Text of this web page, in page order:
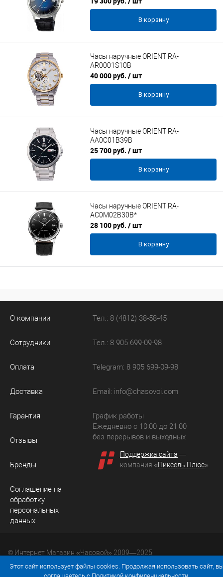
В корзину
Часы наручные ORIENT RA-
AR0001S10B
40 000 руб. / шт
В корзину
Часы наручные ORIENT RA-
AA0C01B39B
25 700 руб. / шт
В корзину
Часы наручные ORIENT RA-
AC0M02B30B*
28 100 руб. / шт
В корзину
О компании
Сотрудники
Оплата
Доставка
Гарантия
Отзывы
Бренды
Соглашение на
обработку
персональных
данных
Тел.: 8 (4812) 38-58-45
Тел.: 8 905 699-09-98
Telegram: 8 905 699-09-98
Email: info@chasovoi.com
График работы
Ежедневно с 10:00 до 21:00
без перерывов и выходных
Поддержка сайта —
компания «Пиксель Плюс»
© Интернет Магазин «Часовой» 2009—2025
Юридический адрес: 214036 Россия, г. Смоленск, ул.
Рыленкова, д. 61а, кв. 24.
Этот сайт использует файлы cookies. Продолжая использовать сайт,